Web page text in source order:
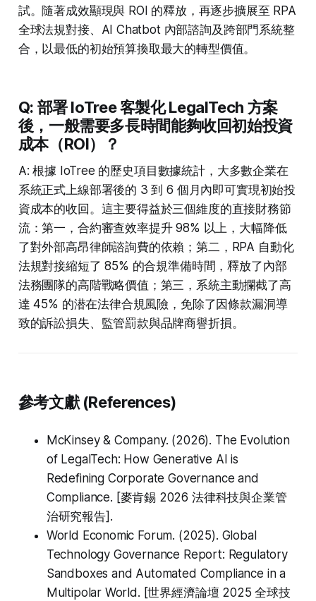
試。隨著成效顯現與 ROI 的釋放，再逐步擴展至 RPA
全球法規對接、AI Chatbot 內部諮詢及跨部門系統整
合，以最低的初始預算換取最大的轉型價值。
Q: 部署 IoTree 客製化 LegalTech 方案
後，一般需要多長時間能夠收回初始投資
成本（ROI）？
A: 根據 IoTree 的歷史項目數據統計，大多數企業在
系統正式上線部署後的 3 到 6 個月內即可實現初始投
資成本的收回。這主要得益於三個維度的直接財務節
流：第一，合約審查效率提升 98% 以上，大幅降低
了對外部高昂律師諮詢費的依賴；第二，RPA 自動化
法規對接縮短了 85% 的合規準備時間，釋放了內部
法務團隊的高階戰略價值；第三，系統主動攔截了高
達 45% 的潜在法律合規風險，免除了因條款漏洞導
致的訴訟損失、監管罰款與品牌商譽折損。
參考文獻 (References)
McKinsey & Company. (2026). The Evolution
of LegalTech: How Generative AI is
Redefining Corporate Governance and
Compliance. [麥肯錫 2026 法律科技與企業管
治研究報告].
World Economic Forum. (2025). Global
Technology Governance Report: Regulatory
Sandboxes and Automated Compliance in a
Multipolar World . [世界經濟論壇 2025 全球技